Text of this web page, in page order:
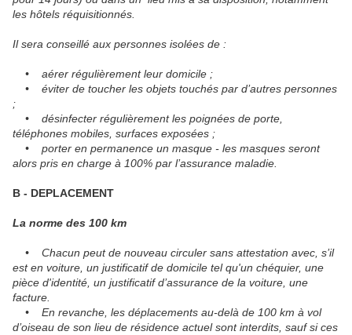
les hôtels réquisitionnés.
Il sera conseillé aux personnes isolées de :
• aérer régulièrement leur domicile ;
• éviter de toucher les objets touchés par d’autres personnes
;
• désinfecter régulièrement les poignées de porte,
téléphones mobiles, surfaces exposées ;
• porter en permanence un masque - les masques seront
alors pris en charge à 100% par l’assurance maladie.
B - DEPLACEMENT
La norme des 100 km
• Chacun peut de nouveau circuler sans attestation avec, s’il
est en voiture, un justificatif de domicile tel qu'un chéquier, une
pièce d'identité, un justificatif d’assurance de la voiture, une
facture.
• En revanche, les déplacements au-delà de 100 km à vol
d’oiseau de son lieu de résidence actuel sont interdits, sauf si ces